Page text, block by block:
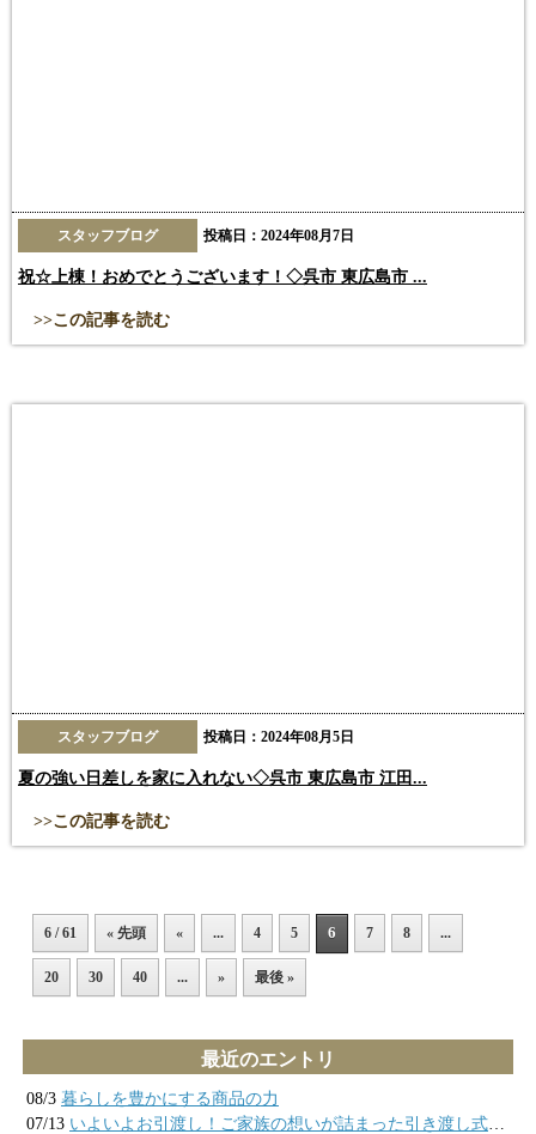
スタッフブログ 投稿日：2024年08月7日
祝☆上棟！おめでとうございます！◇呉市 東広島市 ...
>>この記事を読む
スタッフブログ 投稿日：2024年08月5日
夏の強い日差しを家に入れない◇呉市 東広島市 江田...
>>この記事を読む
6 / 61 « 先頭 « ... 4 5 6 7 8 ...
20 30 40 ... » 最後 »
最近のエントリ
08/3 暮らしを豊かにする商品の力
07/13 いよいよお引渡し！ご家族の想いが詰まった引き渡し式の様子